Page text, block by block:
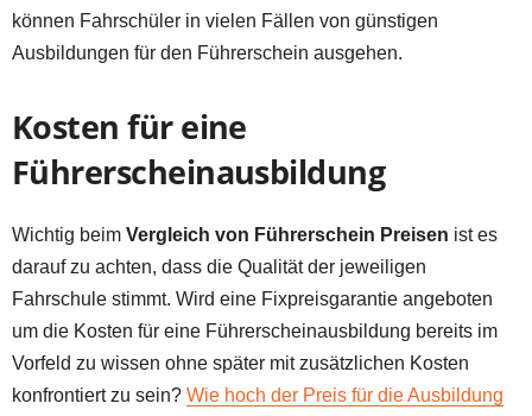
können Fahrschüler in vielen Fällen von günstigen
Ausbildungen für den Führerschein ausgehen.
Kosten für eine
Führerscheinausbildung
Wichtig beim Vergleich von Führerschein Preisen ist es
darauf zu achten, dass die Qualität der jeweiligen
Fahrschule stimmt. Wird eine Fixpreisgarantie angeboten
um die Kosten für eine Führerscheinausbildung bereits im
Vorfeld zu wissen ohne später mit zusätzlichen Kosten
konfrontiert zu sein? Wie hoch der Preis für die Ausbildung